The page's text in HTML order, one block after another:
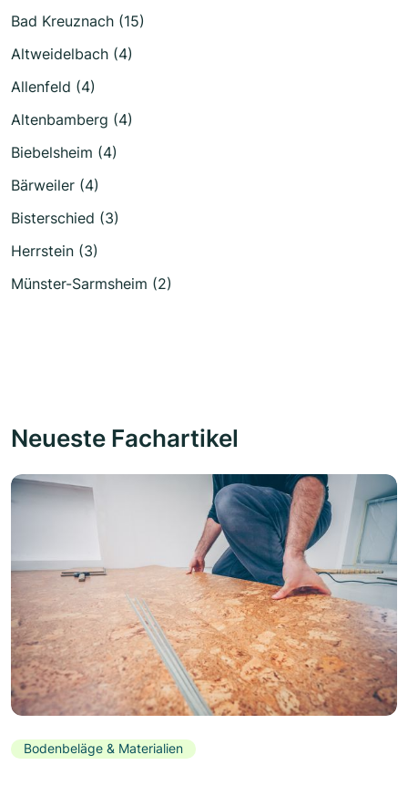
Bad Kreuznach (15)
Altweidelbach (4)
Allenfeld (4)
Altenbamberg (4)
Biebelsheim (4)
Bärweiler (4)
Bisterschied (3)
Herrstein (3)
Münster-Sarmsheim (2)
Neueste Fachartikel
Bodenbeläge & Materialien